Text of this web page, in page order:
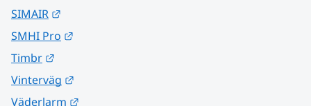
SIMAIR
SMHI Pro
Timbr
Vinterväg
Väderlarm